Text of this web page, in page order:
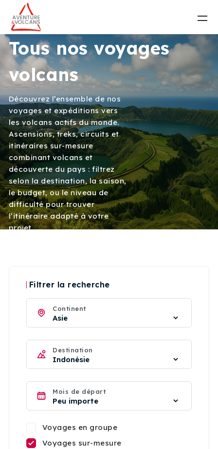
Tous nos voyages
volcans
Découvrez l’ensemble de nos
voyages et expéditions vers
les volcans actifs du monde.
Ascensions, treks, circuits et
itinéraires sur-mesure
combinant volcans et
découverte du pays : filtrez
selon la destination, la saison,
le budget, ou le niveau de
difficulté pour trouver
l’itinéraire adapté à votre
projet.
Filtrer la recherche
Continent
Destination
Mois de départ
Voyages en groupe
Voyages sur-mesure